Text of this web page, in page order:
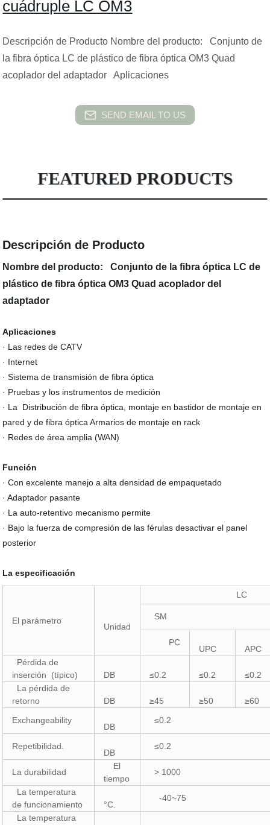
cuádruple LC OM3
Descripción de Producto Nombre del producto: Conjunto de
la fibra óptica LC de plástico de fibra óptica OM3 Quad
acoplador del adaptador Aplicaciones
SEND EMAIL TO US
FEATURED PRODUCTS
Descripción de Producto
Nombre del producto: Conjunto de la fibra óptica LC de
plástico de fibra óptica OM3 Quad acoplador del
adaptador
Aplicaciones
· Las redes de CATV
· Internet
· Sistema de transmisión de fibra óptica
· Pruebas y los instrumentos de medición
· La Distribución de fibra óptica, montaje en bastidor de montaje en
pared y de fibra óptica Armarios de montaje en rack
· Redes de área amplia (WAN)
Función
· Con excelente manejo a alta densidad de empaquetado
· Adaptador pasante
· La auto-retentivo mecanismo permite
· Bajo la fuerza de compresión de las férulas desactivar el panel
posterior
La especificación
El parámetro
Unidad
LC
SM
PC
UPC
APC
Pérdida de
inserción (típico)
DB ≤0.2 ≤0.2
≤0.2
La pérdida de
retorno
DB ≥45 ≥50
≥60
Exchangeability
DB
≤0.2
Repetibilidad.
DB
≤0.2
La durabilidad
El
tiempo
> 1000
La temperatura
de funcionamiento
°C.
-40~75
La temperatura